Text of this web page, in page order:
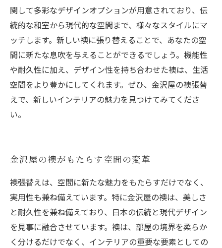
関して多彩なデザインオプションが用意されており、伝
統的な和室から現代的な空間まで、様々なスタイルにマ
ッチします。新しい襖に張り替えることで、あなたの空
間に新たな息吹を与えることができるでしょう。機能性
や耐久性に加え、デザイン性を持ち合わせた襖は、生活
空間をより豊かにしてくれます。ぜひ、金沢屋の襖張替
えで、新しいインテリアの魅力を見つけてみてくださ
い。
金沢屋の襖がもたらす空間の変革
襖張替えは、空間に新たな魅力をもたらすだけでなく、
実用性も兼ね備えています。特に金沢屋の襖は、美しさ
と耐久性を兼ね備えており、日本の伝統と現代デザイン
を見事に融合させています。襖は、部屋の境界を柔らか
く分けるだけでなく、インテリアの重要な要素としての